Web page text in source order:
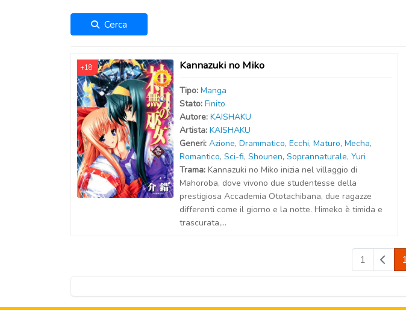
Cerca
+18 Kannazuki no Miko
Tipo: Manga
Stato: Finito
Autore: KAISHAKU
Artista: KAISHAKU
Generi: Azione, Drammatico, Ecchi, Maturo, Mecha,
Romantico, Sci-fi, Shounen, Soprannaturale, Yuri
Trama: Kannazuki no Miko inizia nel villaggio di
Mahoroba, dove vivono due studentesse della
prestigiosa Accademia Ototachibana, due ragazze
differenti come il giorno e la notte. Himeko è timida e
trascurata,...
1